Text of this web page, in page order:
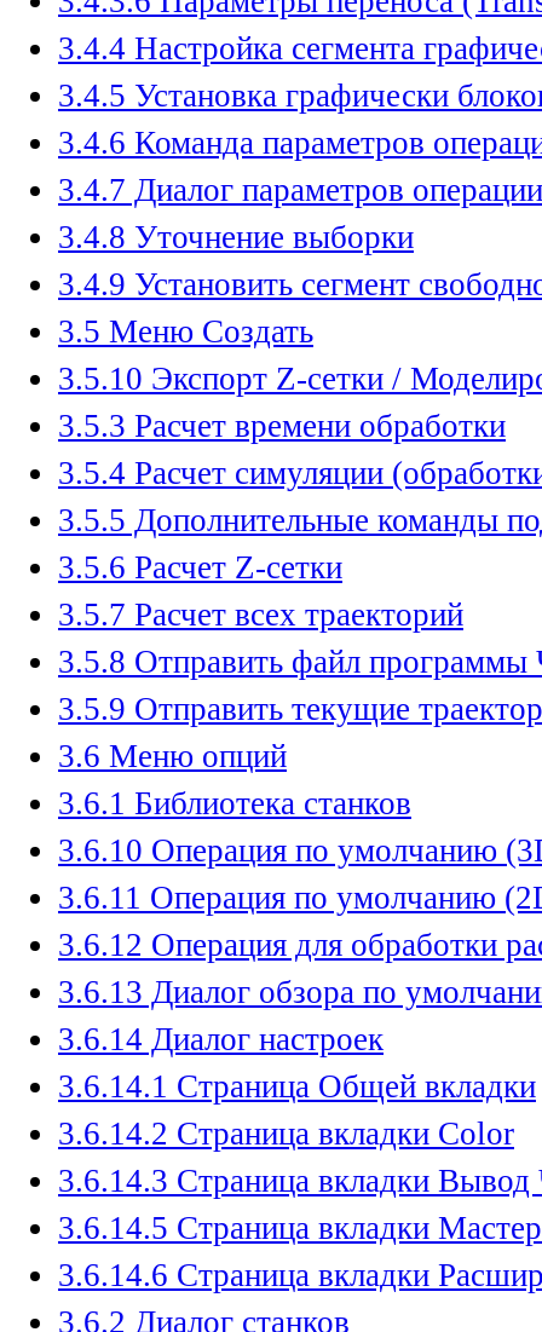
3.4.4 Настройка сегмента
3.4.5 Установка графически
3.4.6 Команда параметров
3.4.7 Диалог параметров операции
3.4.8 Уточнение выборки
3.4.9 Установить сегмент
3.5 Меню Создать
3.5.10 Экспорт Z-сетки /
3.5.3 Расчет времени обработки
3.5.4 Расчет симуляции
3.5.5 Дополнительные команды
3.5.6 Расчет Z-сетки
3.5.7 Расчет всех траекторий
3.5.8 Отправить файл
3.5.9 Отправить текущие
3.6 Меню опций
3.6.1 Библиотека станков
3.6.10 Операция по умолчанию
3.6.11 Операция по умолчанию
3.6.12 Операция для обработки
3.6.13 Диалог обзора по
3.6.14 Диалог настроек
3.6.14.1 Страница Общей вкладки
3.6.14.2 Страница вкладки Color
3.6.14.3 Страница вкладки
3.6.14.5 Страница вкладки
3.6.14.6 Страница вкладки
3.6.2 Диалог станков